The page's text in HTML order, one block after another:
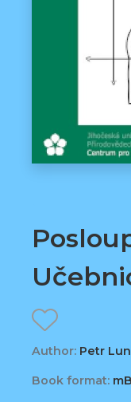
Author: Petr
Book format: